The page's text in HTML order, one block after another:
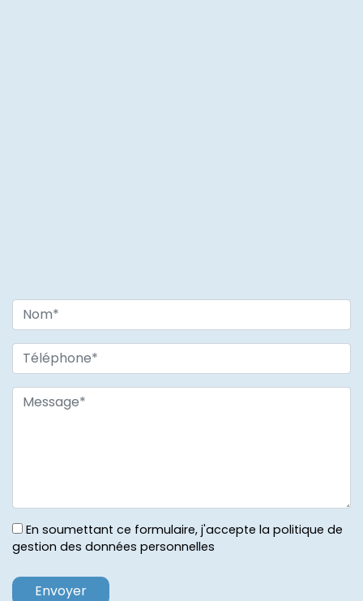
En soumettant ce formulaire, j'accepte la politique de
gestion des données personnelles